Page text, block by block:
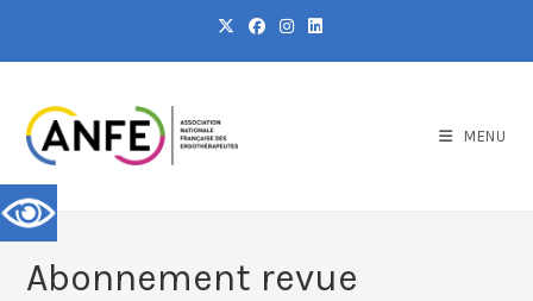
MENU
Abonnement revue